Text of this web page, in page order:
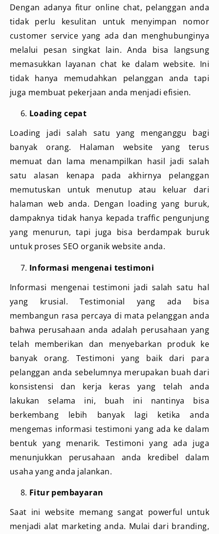
Dengan adanya fitur online chat, pelanggan anda
tidak perlu kesulitan untuk menyimpan nomor
customer service yang ada dan menghubunginya
melalui pesan singkat lain. Anda bisa langsung
memasukkan layanan chat ke dalam website. Ini
tidak hanya memudahkan pelanggan anda tapi
juga membuat pekerjaan anda menjadi efisien.
Loading cepat
Loading jadi salah satu yang menganggu bagi
banyak orang. Halaman website yang terus
memuat dan lama menampilkan hasil jadi salah
satu alasan kenapa pada akhirnya pelanggan
memutuskan untuk menutup atau keluar dari
halaman web anda. Dengan loading yang buruk,
dampaknya tidak hanya kepada traffic pengunjung
yang menurun, tapi juga bisa berdampak buruk
untuk proses SEO organik website anda.
Informasi mengenai testimoni
Informasi mengenai testimoni jadi salah satu hal
yang krusial. Testimonial yang ada bisa
membangun rasa percaya di mata pelanggan anda
bahwa perusahaan anda adalah perusahaan yang
telah memberikan dan menyebarkan produk ke
banyak orang. Testimoni yang baik dari para
pelanggan anda sebelumnya merupakan buah dari
konsistensi dan kerja keras yang telah anda
lakukan selama ini, buah ini nantinya bisa
berkembang lebih banyak lagi ketika anda
mengemas informasi testimoni yang ada ke dalam
bentuk yang menarik. Testimoni yang ada juga
menunjukkan perusahaan anda kredibel dalam
usaha yang anda jalankan.
Fitur pembayaran
Saat ini website memang sangat powerful untuk
menjadi alat marketing anda. Mulai dari branding,